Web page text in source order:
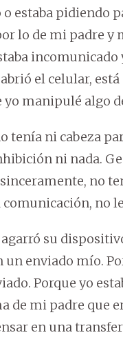
estaba pidiendo
lo de mi padre
el celular,
manipulé algo
tenía ni cabeza
ni nada.
no
no
su
enviado mío.
Porque yo
de mi padre que
en una